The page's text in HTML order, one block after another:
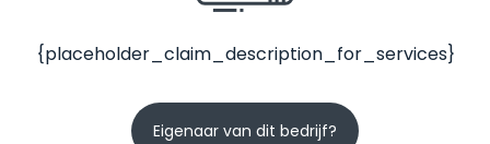
{placeholder_claim_description_for_services}
Eigenaar van dit bedrijf?